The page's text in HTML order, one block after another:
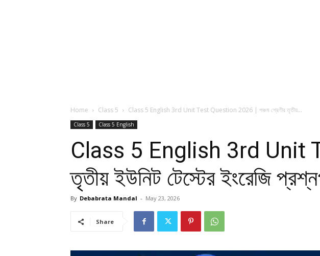
Home Class 5 Class 5 English 3rd Unit Test Question 2026 | পঞ্চম শ্রেণীর তৃতীয়...
Class 5 Class 5 English
Class 5 English 3rd Unit
তৃতীয় ইউনিট টেস্টের ইংরেজি
By Debabrata Mandal - May 23, 2026
Share